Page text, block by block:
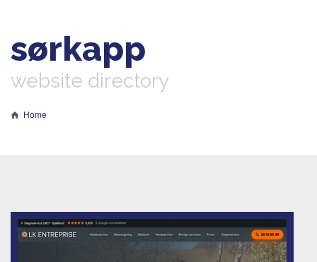
sørkapp
website directory
Home